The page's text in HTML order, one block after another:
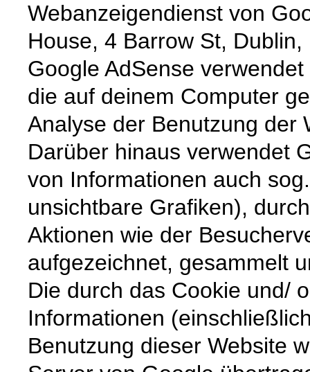
Webanzeigendienst von
House, 4 Barrow St,
Google AdSense
die auf deinem Computer
Analyse der Benutzung der
Darüber hinaus verwendet
von Informationen auch
unsichtbare Grafiken),
Aktionen wie der
aufgezeichnet, gesammelt
Die durch das Cookie und/
Informationen
Benutzung dieser Website